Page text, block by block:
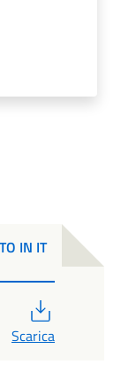
IN IT
Scarica